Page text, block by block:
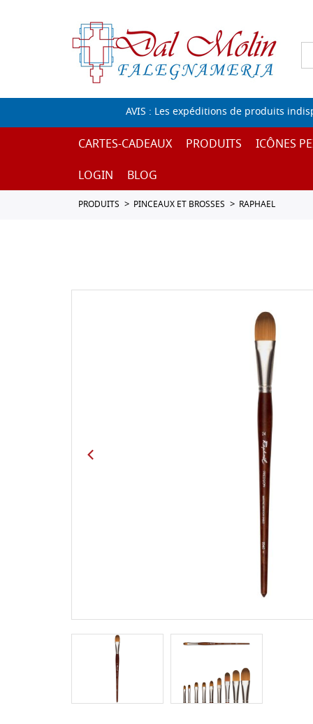
AVIS : Les expéditions de produits
CARTES-CADEAUX PRODUITS
ICÔNES
LOGIN
BLOG
PRODUITS PINCEAUX ET BROSSES RAPHAEL